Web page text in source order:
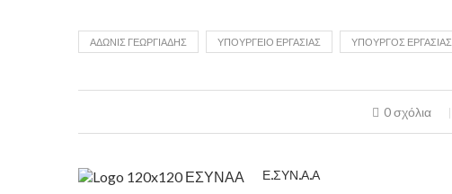
ΆΔΩΝΙΣ ΓΕΩΡΓΙΆΔΗΣ ΥΠΟΥΡΓΕΊΟ ΕΡΓΑΣΊΑΣ ΥΠΟΥΡΓΌΣ ΕΡΓΑΣΊΑΣ
0 σχόλια
Ε.ΣΥΝ.Α.Α